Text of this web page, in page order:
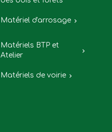
Matériel d'arrosage 
Matériels BTP et
Atelier

Matériels de voirie 